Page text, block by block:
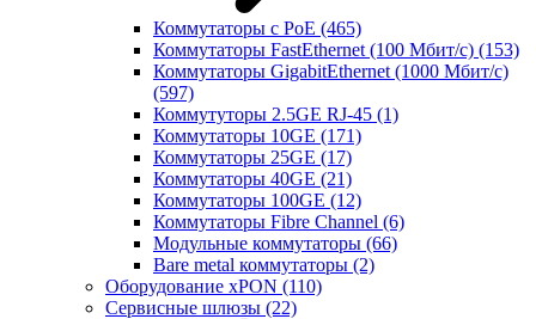
Коммутаторы с PoE (465)
Коммутаторы FastEthernet (100 Мбит/с) (153)
Коммутаторы GigabitEthernet (1000 Мбит/с)
(597)
Коммутуторы 2.5GE RJ-45 (1)
Коммутаторы 10GE (171)
Коммутаторы 25GE (17)
Коммутаторы 40GE (21)
Коммутаторы 100GE (12)
Коммутаторы Fibre Channel (6)
Модульные коммутаторы (66)
Bare metal коммутаторы (2)
Оборудование xPON (110)
Сервисные шлюзы (22)